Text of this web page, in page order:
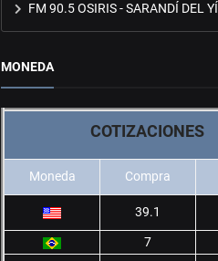
FM 90.5 OSIRIS - SARANDÍ DEL YÍ
MONEDA
COTIZACIONES
Moneda Compra
39.1
7